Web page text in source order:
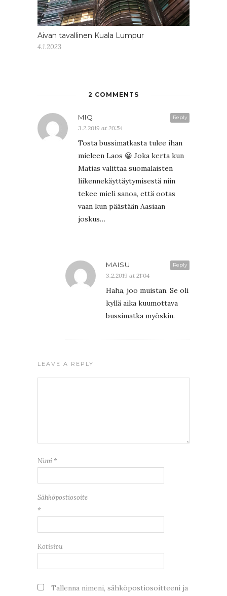
Aivan tavallinen Kuala Lumpur
4.1.2023
2 COMMENTS
Reply
MIQ
3.2.2019 at 20:54
Tosta bussimatkasta tulee ihan
mieleen Laos 😀 Joka kerta kun
Matias valittaa suomalaisten
liikennekäyttäytymisestä niin
tekee mieli sanoa, että ootas
vaan kun päästään Aasiaan
joskus…
Reply
MAISU
3.2.2019 at 21:04
Haha, joo muistan. Se oli
kyllä aika kuumottava
bussimatka myöskin.
LEAVE A REPLY
Nimi *
Sähköpostiosoite
*
Kotisivu
Tallenna nimeni, sähköpostiosoitteeni ja